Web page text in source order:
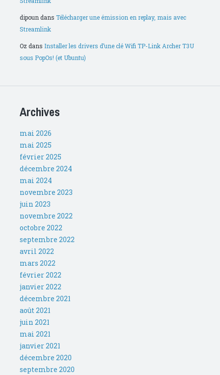
dipoun dans Télécharger une émission en replay, mais avec
Streamlink
Oz dans Installer les drivers d’une clé Wifi TP-Link Archer T3U
sous PopOs! (et Ubuntu)
Archives
mai 2026
mai 2025
février 2025
décembre 2024
mai 2024
novembre 2023
juin 2023
novembre 2022
octobre 2022
septembre 2022
avril 2022
mars 2022
février 2022
janvier 2022
décembre 2021
août 2021
juin 2021
mai 2021
janvier 2021
décembre 2020
septembre 2020